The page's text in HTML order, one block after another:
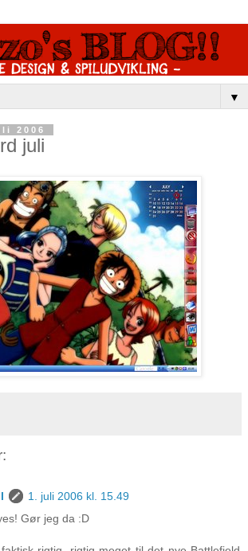
▼
2006
juli
1. juli 2006 kl. 15.49
Gør jeg da :D